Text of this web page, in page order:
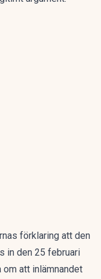
förklaring att den
in den 25 februari
om att inlämnandet